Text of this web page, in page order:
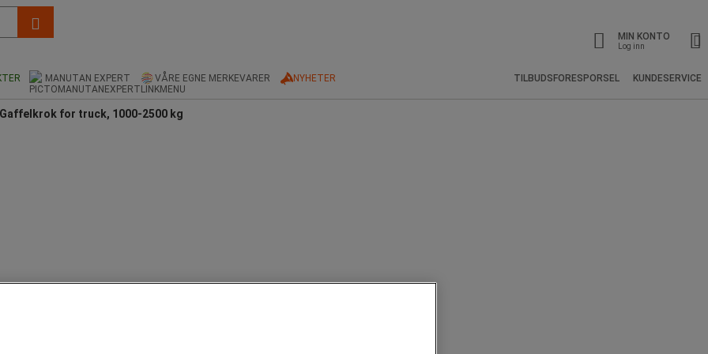
MIN KONTO
Log inn
MANUTAN EXPERT VÅRE EGNE MERKEVARER NYHETER TILBUDSFORESPORSEL KUNDESERVICE
Gaffelkrok for truck, 1000-2500 kg